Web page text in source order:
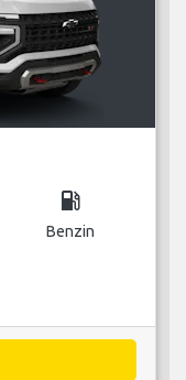
local_gas_station
Benzin